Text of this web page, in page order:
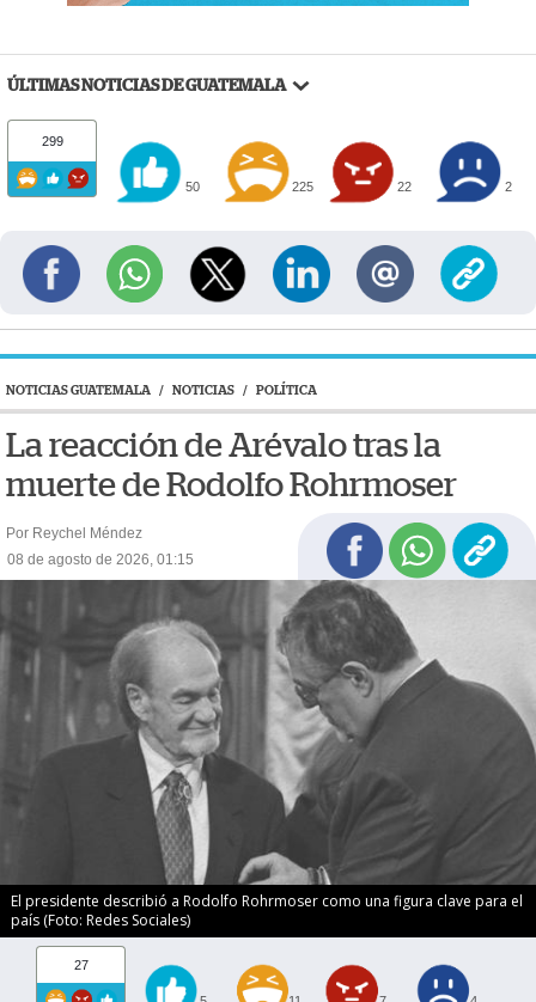
ÚLTIMAS NOTICIAS DE GUATEMALA
299
50 225 22 2
NOTICIAS GUATEMALA / NOTICIAS / POLÍTICA
La reacción de Arévalo tras la
muerte de Rodolfo Rohrmoser
Por Reychel Méndez
08 de agosto de 2026, 01:15
El presidente describió a Rodolfo Rohrmoser como una figura clave para el
país (Foto: Redes Sociales)
27